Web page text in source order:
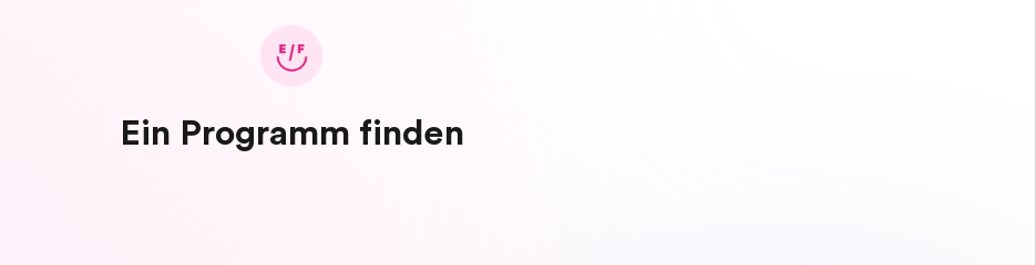
Ein Programm finden